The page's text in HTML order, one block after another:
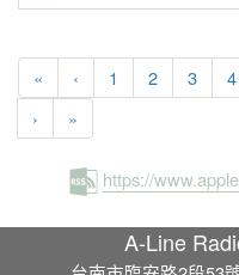
« ‹ 1 2 3 4
›
»
https://
A-Line